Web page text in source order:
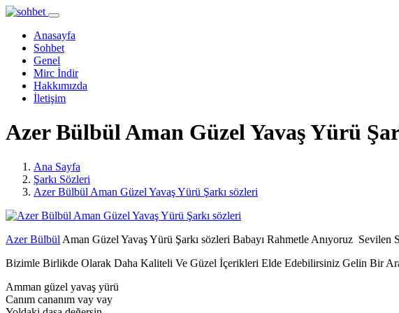
Anasayfa
Sohbet
Genel
Mirc İndir
Hakkımızda
İletişim
Azer Bülbül Aman Güzel Yavaş Yürü
Ana Sayfa
Şarkı Sözleri
Azer Bülbül Aman Güzel Yavaş Yürü Şarkı sözleri
Azer Bülbül Aman Güzel Yavaş Yürü Şarkı sözleri Babayı Rahmetle Anıyoruz Sevilen
Bizimle Birlikde Olarak Daha Kaliteli Ve Güzel İçerikleri Elde Edebilirsiniz Gelin Bir
Amman güzel yavaş yürü
Canım cananım vay vay